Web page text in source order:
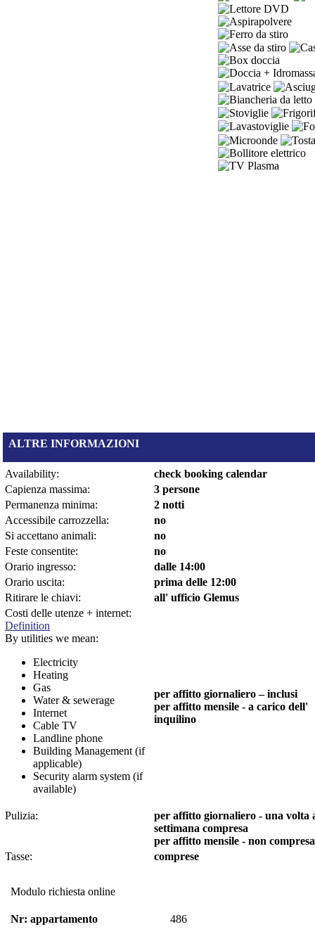
ALTRE INFORMAZIONI
Availability:
check booking calendar
Capienza massima:
3 persone
Permanenza minima:
2 notti
Accessibile carrozzella:
no
Si accettano animali:
no
Feste consentite:
no
Orario ingresso:
dalle 14:00
Orario uscita:
prima delle 12:00
Ritirare le chiavi:
all' ufficio Glemus
Costi delle utenze + internet:
Definition
By utilities we mean:
Electricity
Heating
Gas
Water & sewerage
Internet
Cable TV
Landline phone
Building Management (if
applicable)
Security alarm system (if
available)
per affitto giornaliero – inclusi
per affitto mensile - a carico dell'
inquilino
Pulizia:
per affitto giornaliero - una volta
settimana compresa
per affitto mensile - non compresa
Tasse:
comprese
Modulo richiesta online
Nr: appartamento 486